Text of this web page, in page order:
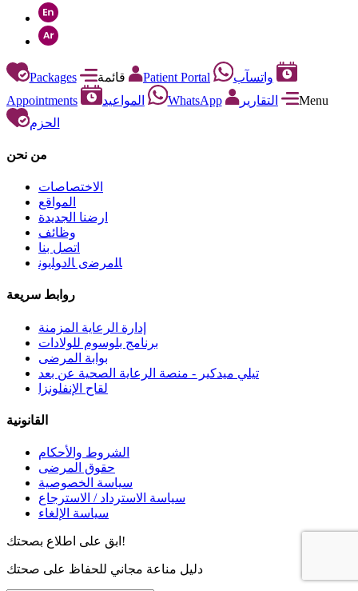
Packages Patient Portal
واتسآب
Appointments
المواعيد WhatsApp التقارير
Menu
الحزم
من نحن
الاختصاصات
المواقع
ارضنا الجديدة
وظائف
اتصل بنا
ﺎﻠﻣﺮﺿﻯ ﺎﻟﺩﻮﻠﻳﻮﻧ
روابط سريعة
إدارة الرعاية المزمنة
برنامج بلوسوم للولادات
بوابة المرضى
تيلي ميدكير - منصة الرعاية الصحية عن بعد
لقاح الإنفلونزا
القانونية
الشروط والأحكام
حقوق المرضى
سياسة الخصوصية
سياسة الاسترداد / الاسترجاع
سياسة الإلغاء
ابق على اطلاع بصحتك!
دليل مناعة مجاني للحفاظ على صحتك